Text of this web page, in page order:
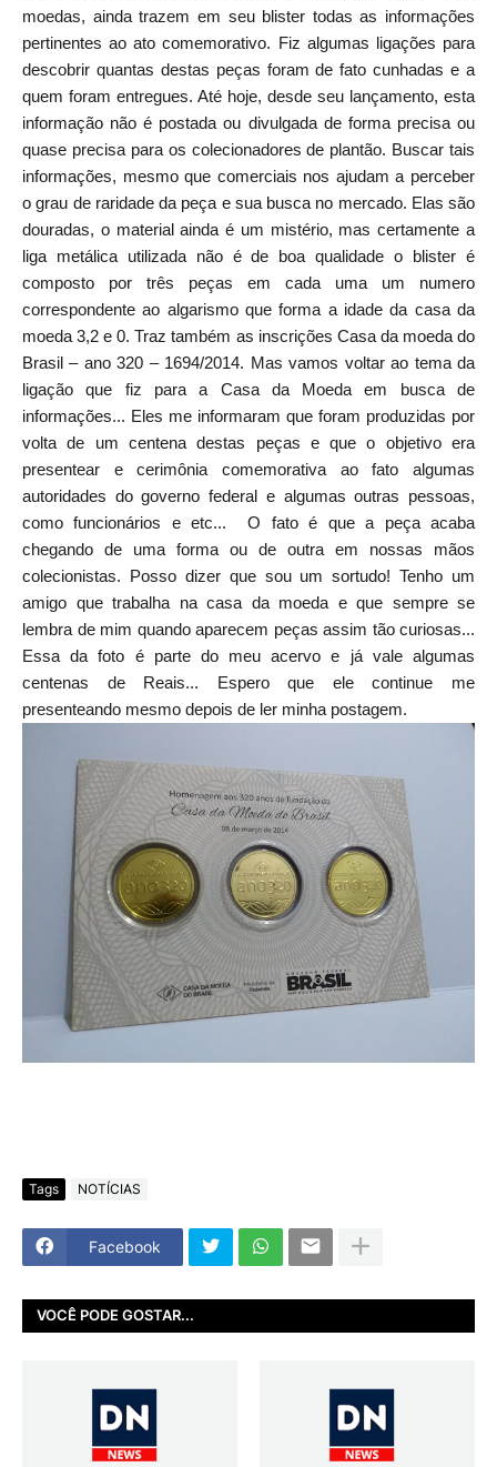
moedas, ainda trazem em seu blister todas as informações
pertinentes ao ato comemorativo. Fiz algumas ligações para
descobrir quantas destas peças foram de fato cunhadas e a
quem foram entregues. Até hoje, desde seu lançamento, esta
informação não é postada ou divulgada de forma precisa ou
quase precisa para os colecionadores de plantão. Buscar tais
informações, mesmo que comerciais nos ajudam a perceber
o grau de raridade da peça e sua busca no mercado. Elas são
douradas, o material ainda é um mistério, mas certamente a
liga metálica utilizada não é de boa qualidade o blister é
composto por três peças em cada uma um numero
correspondente ao algarismo que forma a idade da casa da
moeda 3,2 e 0. Traz também as inscrições Casa da moeda do
Brasil – ano 320 – 1694/2014. Mas vamos voltar ao tema da
ligação que fiz para a Casa da Moeda em busca de
informações... Eles me informaram que foram produzidas por
volta de um centena destas peças e que o objetivo era
presentear e cerimônia comemorativa ao fato algumas
autoridades do governo federal e algumas outras pessoas,
como funcionários e etc...
O fato é que a peça acaba
chegando de uma forma ou de outra em nossas mãos
colecionistas. Posso dizer que sou um sortudo! Tenho um
amigo que trabalha na casa da moeda e que sempre se
lembra de mim quando aparecem peças assim tão curiosas...
Essa da foto é parte do meu acervo e já vale algumas
centenas de Reais... Espero que ele continue me
presenteando mesmo depois de ler minha postagem.
Tags NOTÍCIAS
Facebook
VOCÊ PODE GOSTAR...